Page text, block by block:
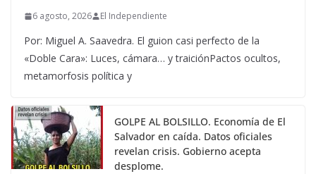
6 agosto, 2026 El Independiente
Por: Miguel A. Saavedra. El guion casi perfecto de la
«Doble Cara»: Luces, cámara… y traiciónPactos ocultos,
metamorfosis política y
GOLPE AL BOLSILLO. Economía de El
Salvador en caída. Datos oficiales
revelan crisis. Gobierno acepta
desplome.